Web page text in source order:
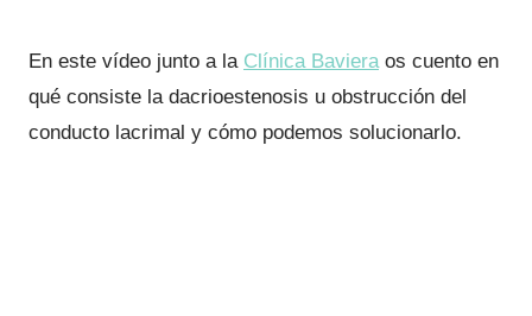
En este vídeo junto a la Clínica Bavieraos cuento en
qué consiste la dacrioestenosis u obstrucción del
conducto lacrimal y cómo podemos solucionarlo.